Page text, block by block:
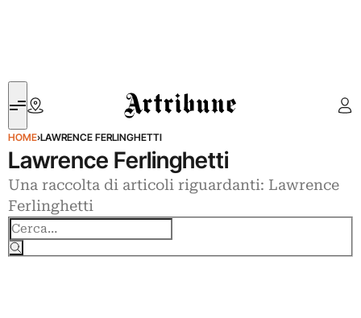
Artribune
HOME›LAWRENCE FERLINGHETTI
Lawrence Ferlinghetti
Una raccolta di articoli riguardanti: Lawrence
Ferlinghetti